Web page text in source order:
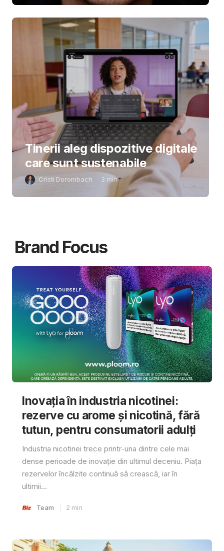
Tinerii aleg dispozitive digitale
care sunt sustenabile
Cristi Dorombach 3 min
Brand Focus
Inovația în industria nicotinei:
rezerve cu arome și nicotină, fără
tutun, pentru consumatorii adulți
Industria nicotinei trece printr-una dintre cele mai
dense perioade de inovație din ultimul deceniu. Piața
rezervelor încălzite continuă să crească, iar în
ultimii...
Team 2 min